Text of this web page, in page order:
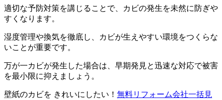
適切な予防対策を講じることで、カビの発生を未然に防ぎや
すくなります。
湿度管理や換気を徹底し、カビが生えやすい環境をつくらな
いことが重要です。
万が一カビが発生した場合は、早期発見と迅速な対応で被害
を最小限に抑えましょう。
壁紙のカビを きれいにしたい！ 無料リフォーム会社一括見